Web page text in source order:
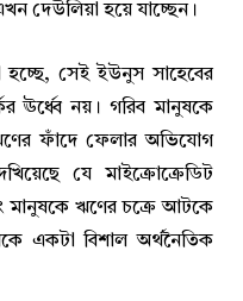
দেউলিয়া হয়ে যাচ্ছেন।
সেই ইউনুস সাহেবের
ঊর্ধ্বে নয়। গরিব মানুষকে
ফাঁদে ফেলার অভিযোগ
যে মাইক্রোক্রেডিট
মানুষকে ঋণের চক্রে আটকে
একটা বিশাল অর্থনৈতিক